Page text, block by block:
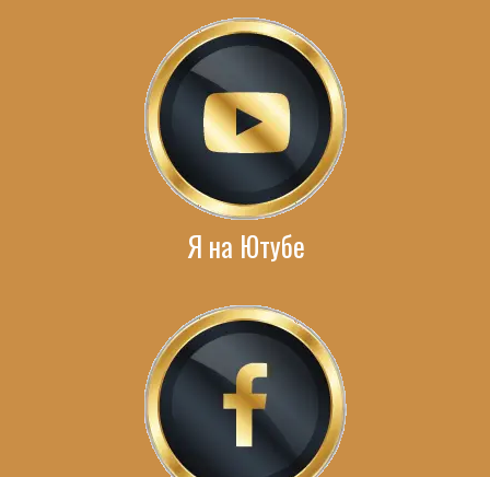
Я на Ютубе